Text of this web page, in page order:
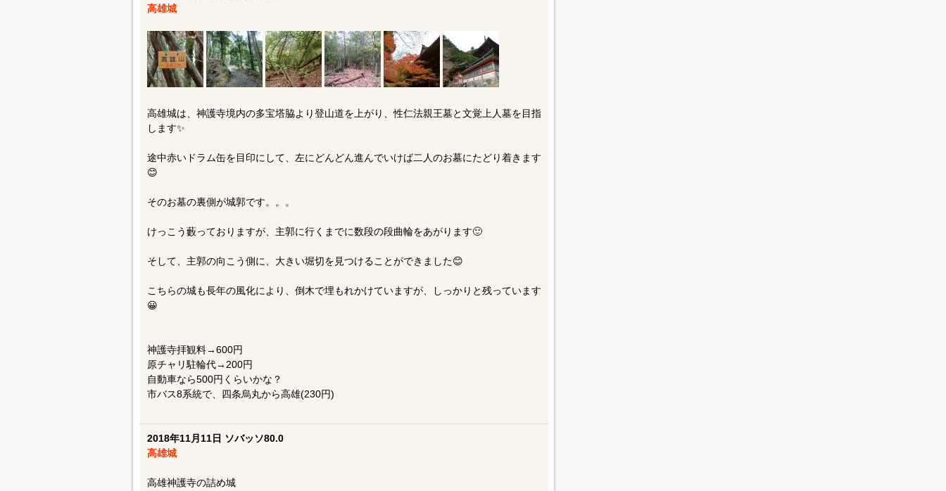
高雄城
高雄城は、神護寺境内の多宝塔脇より登山道を上がり、性仁法親王墓と文覚上人墓を目指
します✨
途中赤いドラム缶を目印にして、左にどんどん進んでいけば二人のお墓にたどり着きます
😊
そのお墓の裏側が城郭です。。。
けっこう藪っておりますが、主郭に行くまでに数段の段曲輪をあがります🙂
そして、主郭の向こう側に、大きい堀切を見つけることができました😊
こちらの城も長年の風化により、倒木で埋もれかけていますが、しっかりと残っています
😀
神護寺拝観料→600円
原チャリ駐輪代→200円
自動車なら500円くらいかな？
市バス8系統で、四条烏丸から高雄(230円)
2018年11月11日 ソバッソ80.0
高雄城
高雄神護寺の詰め城